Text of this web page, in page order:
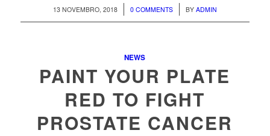
13 NOVEMBRO, 2018
/ 0 COMMENTS
/ BY ADMIN
NEWS
PAINT YOUR PLATE
RED TO FIGHT
PROSTATE CANCER